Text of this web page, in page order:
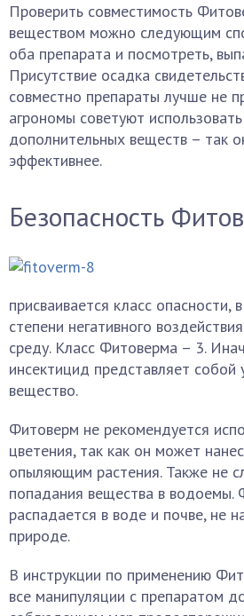
Проверить совместимость
веществом можно следующим
оба препарата и посмотреть,
Присутствие осадка
совместно препараты лучше не
агрономы советуют
дополнительных веществ – так
эффективнее.
Безопасность
присваивается класс опасности,
степени негативного
среду. Класс Фитоверма – 3.
инсектицид представляет собой
вещество.
Фитоверм не рекомендуется
цветения, так как он может
опыляющим растения. Также не
попадания вещества в водоемы.
распадается в воде и почве, не
природе.
В инструкции по применению
все манипуляции с препаратом